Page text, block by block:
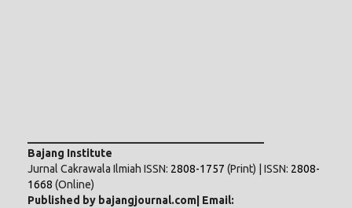
Bajang Institute
Jurnal Cakrawala Ilmiah ISSN: 2808-1757 (Print) | ISSN: 2808-
1668 (Online)
Published by bajangjournal.com| Email: